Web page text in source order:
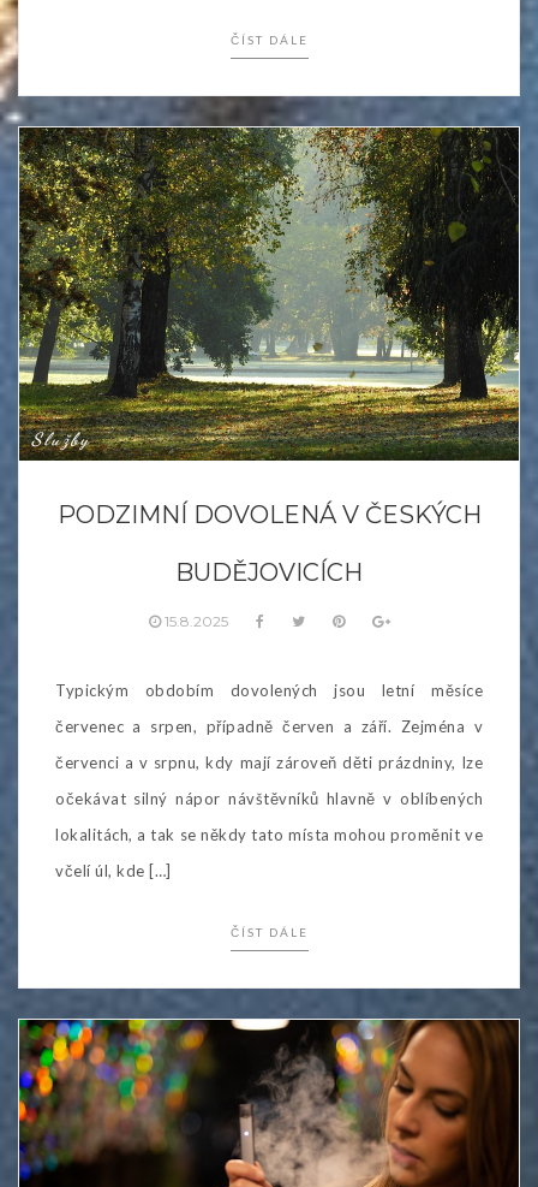
ČÍST DÁLE
Služby
PODZIMNÍ DOVOLENÁ V ČESKÝCH
BUDĚJOVICÍCH
15.8.2025
Typickým obdobím dovolených jsou letní měsíce
červenec a srpen, případně červen a září. Zejména v
červenci a v srpnu, kdy mají zároveň děti prázdniny, lze
očekávat silný nápor návštěvníků hlavně v oblíbených
lokalitách, a tak se někdy tato místa mohou proměnit ve
včelí úl, kde […]
ČÍST DÁLE